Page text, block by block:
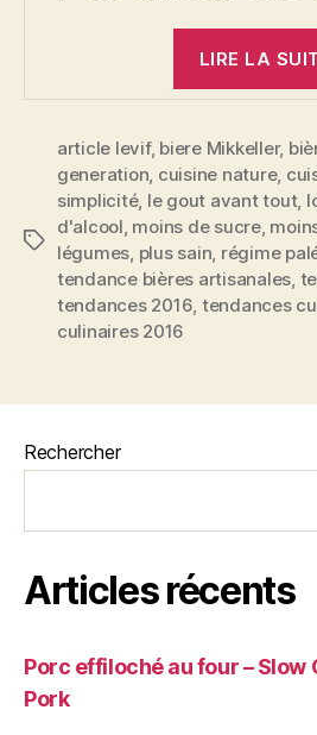
LIRE LA
Étiquettes
article levif, biere Mikkeller,
generation, cuisine nature,
simplicité, le gout avant tout,
d'alcool, moins de sucre,
légumes, plus sain, régime
tendance bières artisanales,
tendances 2016, tendances
culinaires 2016
Rechercher
Articles récents
Porc effiloché au four – Slow
Pork